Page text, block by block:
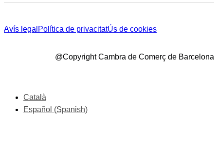
Avís legal Política de privacitatÚs de cookies
@Copyright Cambra de Comerç de Barcelona
Català
Español (Spanish)